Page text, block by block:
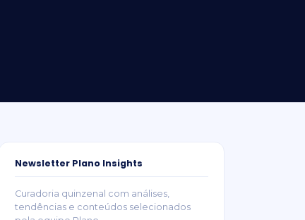
Newsletter Plano Insights
Curadoria quinzenal com análises,
tendências e conteúdos selecionados